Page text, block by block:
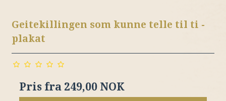
Geitekillingen som kunne telle til ti -
plakat
Pris fra 249,00 NOK